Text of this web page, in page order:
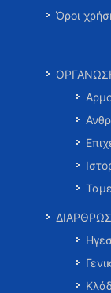
Όροι